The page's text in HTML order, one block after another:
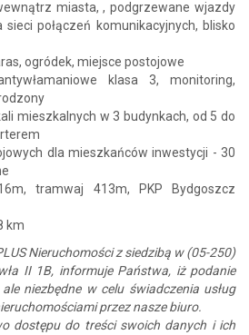
miasta, , podgrzewane wjazdy
połączeń komunikacyjnych, blisko
ogródek, miejsce postojowe
klasa 3, monitoring,
mieszkalnych w 3 budynkach, od 5 do
dla mieszkańców inwestycji - 30
tramwaj 413m, PKP Bydgoszcz
km
Nieruchomości z siedzibą w (05-250)
II 1B, informuje Państwa, iż podanie
niezbędne w celu świadczenia usług
przez nasze biuro.
dostępu do treści swoich danych i ich